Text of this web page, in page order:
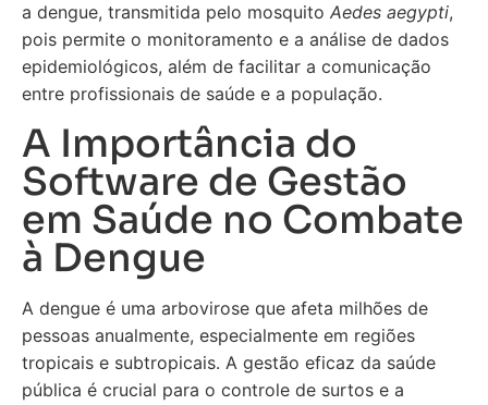
a dengue, transmitida pelo mosquito Aedes aegypti,
pois permite o monitoramento e a análise de dados
epidemiológicos, além de facilitar a comunicação
entre profissionais de saúde e a população.
A Importância do
Software de Gestão
em Saúde no Combate
à Dengue
A dengue é uma arbovirose que afeta milhões de
pessoas anualmente, especialmente em regiões
tropicais e subtropicais. A gestão eficaz da saúde
pública é crucial para o controle de surtos e a